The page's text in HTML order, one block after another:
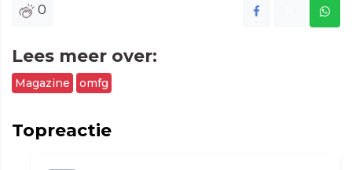
0
Lees meer over:
Magazine omfg
Topreactie